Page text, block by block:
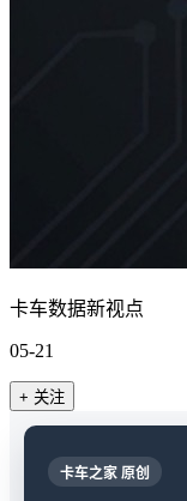
卡车数据新视点
05-21
+ 关注
卡车之家 原创